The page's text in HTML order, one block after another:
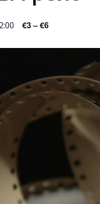
€3 – €6